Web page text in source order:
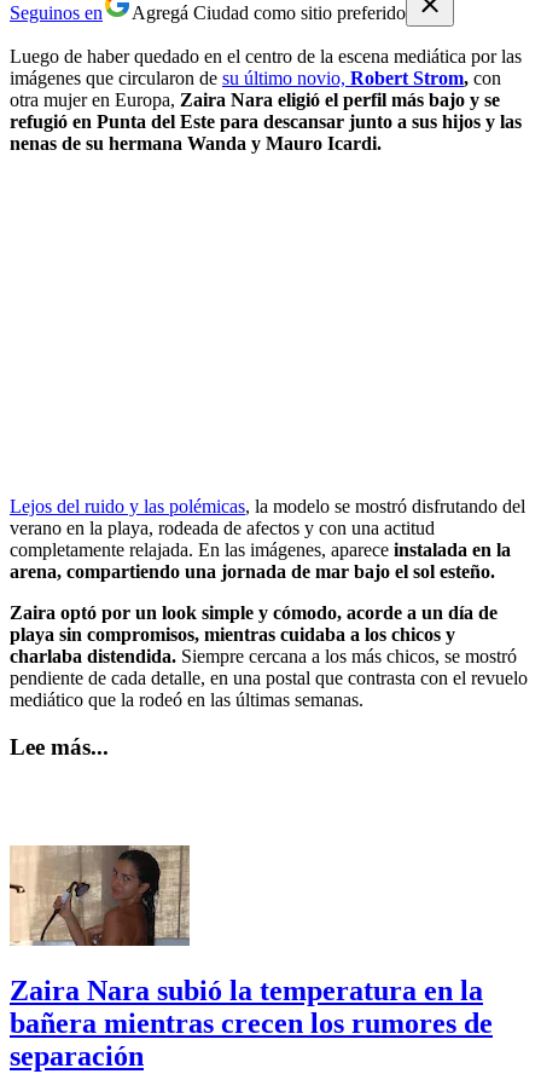
Seguinos en Agregá Ciudad como sitio preferido
Luego de haber quedado en el centro de la escena mediática por las
imágenes que circularon de su último novio, Robert Strom, con
otra mujer en Europa, Zaira Nara eligió el perfil más bajo y se
refugió en Punta del Este para descansar junto a sus hijos y las
nenas de su hermana Wanda y Mauro Icardi.
Lejos del ruido y las polémicas, la modelo se mostró disfrutando del
verano en la playa, rodeada de afectos y con una actitud
completamente relajada. En las imágenes, aparece instalada en la
arena, compartiendo una jornada de mar bajo el sol esteño.
Zaira optó por un look simple y cómodo, acorde a un día de
playa sin compromisos, mientras cuidaba a los chicos y
charlaba distendida. Siempre cercana a los más chicos, se mostró
pendiente de cada detalle, en una postal que contrasta con el revuelo
mediático que la rodeó en las últimas semanas.
Lee más...
Zaira Nara subió la temperatura en la
bañera mientras crecen los rumores de
separación